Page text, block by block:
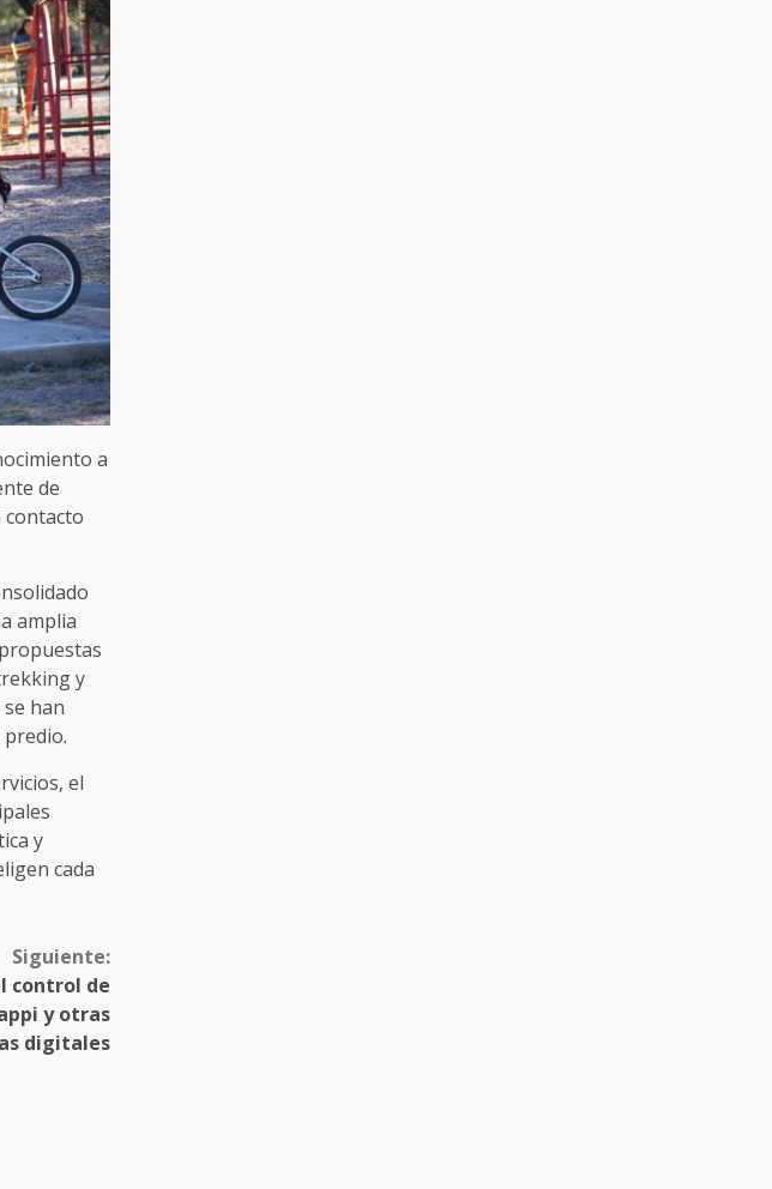
a
de
amplia
y
han
el
y
cada
Siguiente:
control de
y otras
digitales